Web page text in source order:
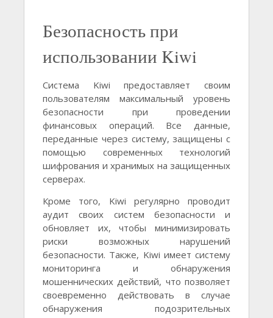
Безопасность при
использовании Kiwi
Система Kiwi предоставляет своим
пользователям максимальный уровень
безопасности при проведении
финансовых операций. Все данные,
переданные через систему, защищены с
помощью современных технологий
шифрования и хранимых на защищенных
серверах.
Кроме того, Kiwi регулярно проводит
аудит своих систем безопасности и
обновляет их, чтобы минимизировать
риски возможных нарушений
безопасности. Также, Kiwi имеет систему
мониторинга и обнаружения
мошеннических действий, что позволяет
своевременно действовать в случае
обнаружения подозрительных